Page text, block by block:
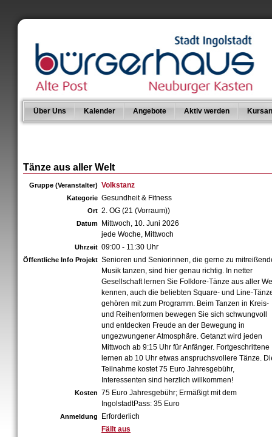
Über Uns Kalender Angebote Aktiv werden
Tänze aus aller Welt
Gruppe (Veranstalter) Volkstanz
Kategorie Gesundheit & Fitness
Ort 2. OG (21 (Vorraum))
Datum
Mittwoch, 10. Juni 2026
jede Woche, Mittwoch
Uhrzeit 09:00 - 11:30 Uhr
Öffentliche Info Projekt Senioren und Seniorinnen, die gerne zu
Musik tanzen, sind hier genau richtig. In netter
Gesellschaft lernen Sie Folklore-Tänze aus aller
kennen, auch die beliebten Square- und Line-
gehören mit zum Programm. Beim Tanzen in Kreis-
und Reihenformen bewegen Sie sich schwungvoll
und entdecken Freude an der Bewegung in
ungezwungener Atmosphäre. Getanzt wird jeden
Mittwoch ab 9:15 Uhr für Anfänger. Fortgeschrittene
lernen ab 10 Uhr etwas anspruchsvollere Tänze.
Teilnahme kostet 75 Euro Jahresgebühr,
Interessenten sind herzlich willkommen!
Kosten 75 Euro Jahresgebühr; Ermäßigt mit dem
IngolstadtPass: 35 Euro
Anmeldung
Erforderlich
Fällt aus